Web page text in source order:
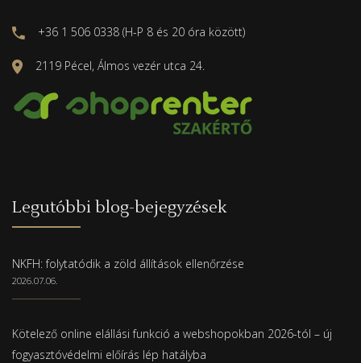
+36 1 506 0338 (H-P 8 és 20 óra között)
2119 Pécel, Álmos vezér utca 24.
Legutóbbi blog-bejegyzések
NKFH: folytatódik a zöld állítások ellenőrzése
2026.07.06.
Kötelező online elállási funkció a webshopokban 2026-tól – új
fogyasztóvédelmi előírás lép hatályba